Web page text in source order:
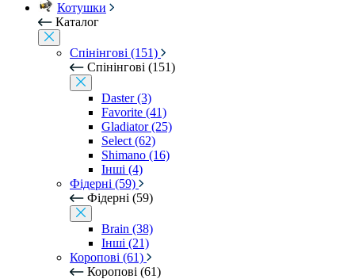
Котушки
Каталог
Спінінгові (151)
Спінінгові (151)
Daster (3)
Favorite (41)
Gladiator (25)
Select (62)
Shimano (16)
Інші (4)
Фідерні (59)
Фідерні (59)
Brain (38)
Інші (21)
Коропові (61)
Коропові (61)